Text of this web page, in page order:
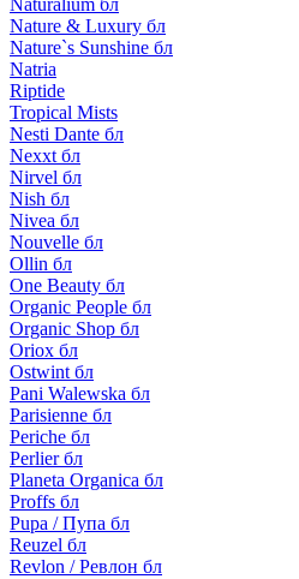
Naturalium бл
Nature & Luxury бл
Nature`s Sunshine бл
Natria
Riptide
Tropical Mists
Nesti Dante бл
Nexxt бл
Nirvel бл
Nish бл
Nivea бл
Nouvelle бл
Ollin бл
One Beauty бл
Organic People бл
Organic Shop бл
Oriox бл
Ostwint бл
Pani Walewska бл
Parisienne бл
Periche бл
Perlier бл
Planeta Organica бл
Proffs бл
Pupa / Пупа бл
Reuzel бл
Revlon / Ревлон бл